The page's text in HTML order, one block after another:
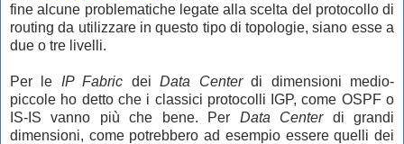
fine alcune problematiche legate alla scelta del protocollo di
routing da utilizzare in questo tipo di topologie, siano esse a
due o tre livelli.
Per le IP Fabric deiData Centerdi dimensioni medio-
piccole ho detto che i classici protocolli IGP, come OSPF o
IS-IS vanno più che bene. Per Data Centerdi grandi
dimensioni, come potrebbero ad esempio essere quelli dei